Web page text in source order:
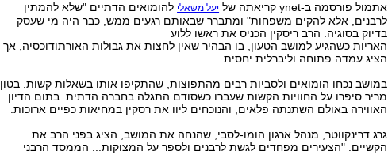
אתמול פורסמה ב-ynet קריאתה של
יעל משאלי להומואים הדתיים "שלא להמתין
לרבנים, אלא להקים משפחות" ומתברר שבאותם רגעים ממש, כבר היה מי שעסק
בדיוק בסוגיה. הרב ריסקין הכניס את ראשו ללוע
האריות כשהגיע למושב הטעון, בו הבהיר שאין לחצות את גבולות האורתודוכסיה, אך
הציג עמדה פתוחה וליברלית יחסית.
במושב נכחו הומואים ולסביות רבים מהתפוצות, שהתקיפו אותו בשאלות קשות. בטון
מריר סיפרו על החוויות הקשות שעברו כשסודם התגלה בחברה הדתית. בתום הדיון
האווירה באולם השתנתה פלאים, והנוכחים ליוו את רסקין במחיאות כפיים ארוכות.
גרג דרינקווטר, מנהל ארגון הומו-לסבי, שהנחה את המושב, הציג בפני הרב את
הקשיים: "הצעירים מפחדים לגשת לרבנים ולספר על המצוקות... הממסד הרבני